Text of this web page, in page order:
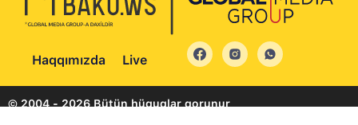
Haqqımızda Live
© 2004 - 2026 Bütün hüquqlar qorunur